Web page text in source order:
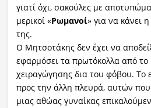
γιατί όχι, σακούλες με
μερικοί «Ρωμανοί» για να κάνει
της.
Ο Μητσοτάκης δεν έχει να
εφαρμόσει τα πρωτόκολλα από
χειραγώγησης δια του φόβου. Το
προς την άλλη πλευρά, αυτών
μιας αθώας γυναίκας